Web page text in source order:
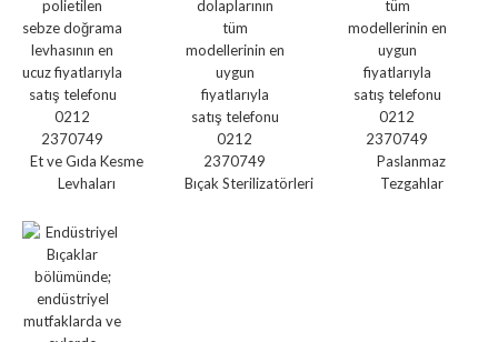
Et ve Gıda Kesme
Levhaları
Bıçak Sterilizatörleri
Paslanmaz
Tezgahlar